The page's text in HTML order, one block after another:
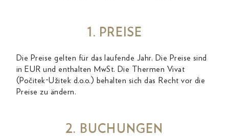
1. PREISE
Die Preise gelten für das laufende Jahr. Die Preise sind
in EUR und enthalten MwSt. Die Thermen Vivat
(Počitek-Užitek d.o.o.) behalten sich das Recht vor die
Preise zu ändern.
2. BUCHUNGEN